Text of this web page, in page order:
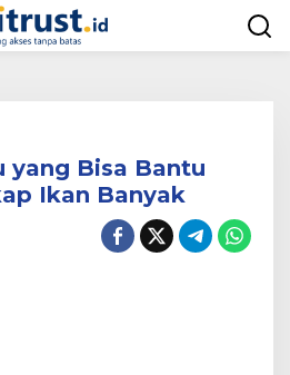
yang Bisa Bantu
Ikan Banyak